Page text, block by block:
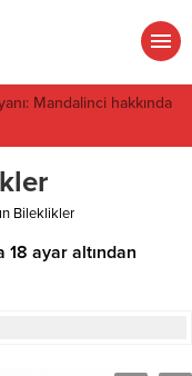
Lisesi’nde 4 yıl geçti,
Bileklikler
ayar altından